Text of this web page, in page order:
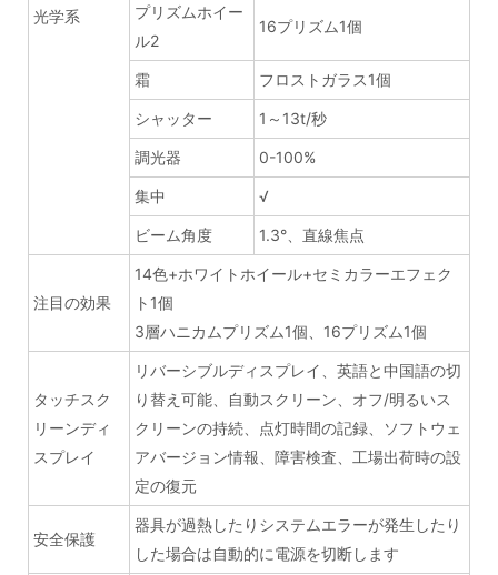
光学系
プリズムホイー
ル2
16プリズム1個
霜 フロストガラス1個
シャッター 1～13t/秒
調光器 0-100%
集中 √
ビーム角度 1.3°、直線焦点
注目の効果
14色+ホワイトホイール+セミカラーエフェク
ト1個
3層ハニカムプリズム1個、16プリズム1個
タッチスク
リーンディ
スプレイ
リバーシブルディスプレイ、英語と中国語の切
り替え可能、自動スクリーン、オフ/明るいス
クリーンの持続、点灯時間の記録、ソフトウェ
アバージョン情報、障害検査、工場出荷時の設
定の復元
安全保護
器具が過熱したりシステムエラーが発生したり
した場合は自動的に電源を切断します